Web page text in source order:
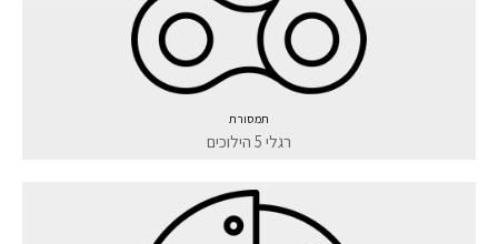
תמסורת
רגלי 5 הילוכים